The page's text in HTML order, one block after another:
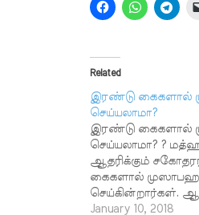
Related
இரண்டு கைகளால்
செய்யலாமா?
இரண்டு கைகளால்
செய்யலாமா? ?
ஆதரிக்கும்
கைகளால்
செய்கின்றார்கள்.
குர்ஆன் ஹதீஸைப்
January 10, 2018